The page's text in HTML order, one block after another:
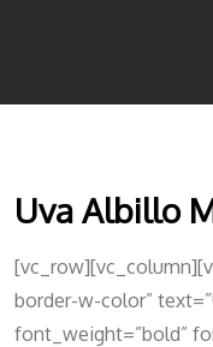
Uva Albillo
border-w-color”
font_weight=”bold”